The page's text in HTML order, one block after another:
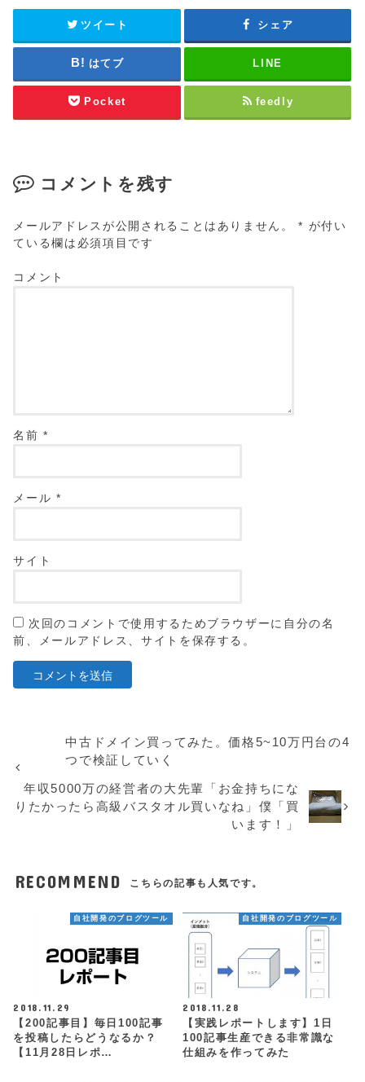
ツイート シェア
はてブ LINE
Pocket feedly
コメントを残す
メールアドレスが公開されることはありません。 * が付い
ている欄は必須項目です
コメント
名前*
メール*
サイト
次回のコメントで使用するためブラウザーに自分の名
前、メールアドレス、サイトを保存する。
中古ドメイン買ってみた。価格5~10万円台の4
つで検証していく
年収5000万の経営者の大先輩「お金持ちにな
りたかったら高級バスタオル買いなね」僕「買
います！」
RECOMMEND こちらの記事も人気です。
自社開発のブログツール
2018.11.29
【200記事目】毎日100記事
を投稿したらどうなるか？
【11月28日レポ…
自社開発のブログツール
2018.11.28
【実践レポートします】1日
100記事生産できる非常識な
仕組みを作ってみた